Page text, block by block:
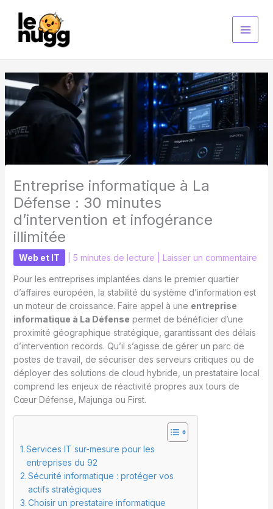
contenu
Entreprise informatique à La
Défense : 30 minutes
d’intervention et infogérance
illimitée
Web et IT 5 minutes de lecture Laisser un commentaire
Pour les entreprises implantées dans le premier quartier
d’affaires européen, la stabilité du système d’information est
un moteur de croissance. Faire appel à une entreprise
informatique à La Défense permet de bénéficier d’une
proximité géographique stratégique, garantissant des délais
d’intervention records. Qu’il s’agisse de gérer un parc de
postes de travail, de sécuriser des serveurs critiques ou de
déployer des solutions de cloud hybride, un prestataire local
comprend les enjeux de réactivité propres aux tours de
Cœur Défense, Majunga ou First.
Services IT sur-mesure pour les
entreprises du 92
Sécurité informatique : protéger vos
actifs stratégiques
Choisir un prestataire informatique